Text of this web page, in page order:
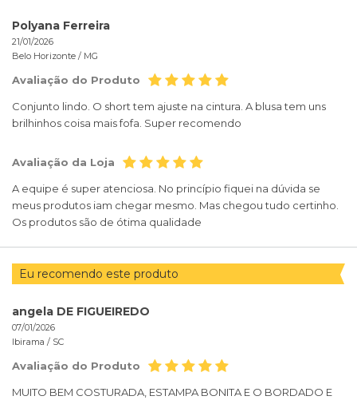
Polyana Ferreira
21/01/2026
Belo Horizonte / MG
Avaliação do Produto
Conjunto lindo. O short tem ajuste na cintura. A blusa tem uns
brilhinhos coisa mais fofa. Super recomendo
Avaliação da Loja
A equipe é super atenciosa. No princípio fiquei na dúvida se
meus produtos iam chegar mesmo. Mas chegou tudo certinho.
Os produtos são de ótima qualidade
Eu recomendo este produto
angela DE FIGUEIREDO
07/01/2026
Ibirama / SC
Avaliação do Produto
MUITO BEM COSTURADA, ESTAMPA BONITA E O BORDADO E